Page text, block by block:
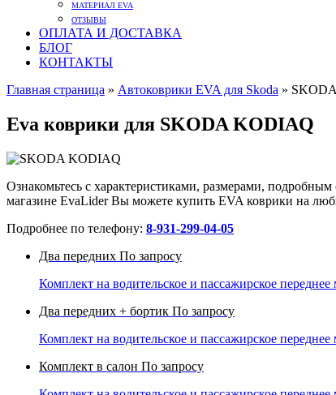
МАТЕРИАЛ EVA
ОТЗЫВЫ
ОПЛАТА И ДОСТАВКА
БЛОГ
КОНТАКТЫ
Главная страница » Автоковрики EVA для Skoda »
Eva коврики для SKODA KODIAQ
Ознакомьтесь с характеристиками, размерами,
магазине EvaLider Вы можете купить EVA коврики на
Подробнее по телефону: 8-931-299-04-05
Два передних По запросу
Комплект на водительское и пассажирское переднее
Два передних + бортик По запросу
Комплект на водительское и пассажирское
Комплект в салон По запросу